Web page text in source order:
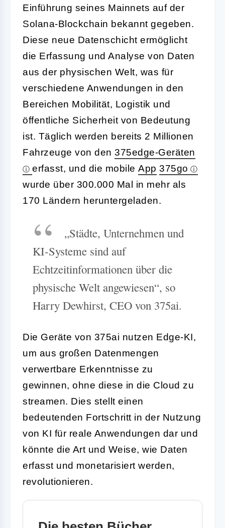
Einführung seines Mainnets auf der
Solana-Blockchain bekannt gegeben.
Diese neue Datenschicht ermöglicht
die Erfassung und Analyse von Daten
aus der physischen Welt, was für
verschiedene Anwendungen in den
Bereichen Mobilität, Logistik und
öffentliche Sicherheit von Bedeutung
ist. Täglich werden bereits 2 Millionen
Fahrzeuge von den 375edge-Geräten
erfasst, und die mobile App 375go
wurde über 300.000 Mal in mehr als
170 Ländern heruntergeladen.
„Städte, Unternehmen und
KI-Systeme sind auf
Echtzeitinformationen über die
physische Welt angewiesen“, so
Harry Dewhirst, CEO von 375ai.
Die Geräte von 375ai nutzen Edge-KI,
um aus großen Datenmengen
verwertbare Erkenntnisse zu
gewinnen, ohne diese in die Cloud zu
streamen. Dies stellt einen
bedeutenden Fortschritt in der Nutzung
von KI für reale Anwendungen dar und
könnte die Art und Weise, wie Daten
erfasst und monetarisiert werden,
revolutionieren.